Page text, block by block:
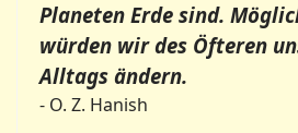
Planeten Erde sind.
würden wir des Öfteren
Alltags ändern.
- O. Z. Hanish